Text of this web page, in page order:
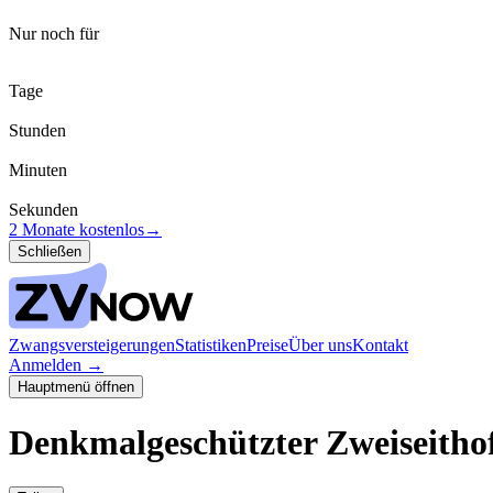
Nur noch für
Tage
Stunden
Minuten
Sekunden
2 Monate kostenlos→
Schließen
ZwangsversteigerungenStatistikenPreiseÜber unsKontakt
Anmelden →
Hauptmenü öffnen
Denkmalgeschützter